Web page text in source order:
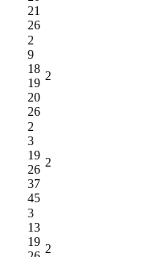
21
26
2
9
18
19
20
26
2
2
3
19
26
37
45
2
3
13
19
2